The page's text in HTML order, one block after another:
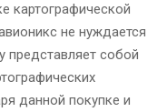
картографической
не нуждается
представляет собой
данной покупке и